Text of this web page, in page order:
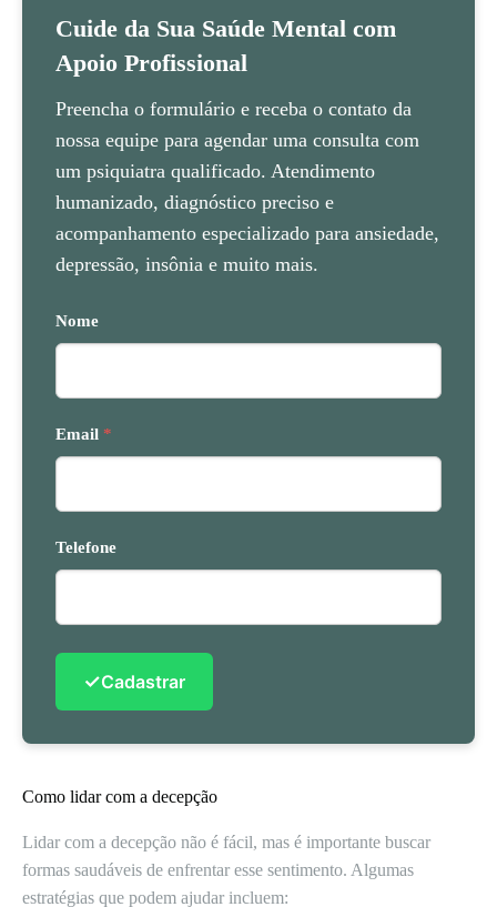
Cuide da Sua Saúde Mental com
Apoio Profissional
Preencha o formulário e receba o contato da
nossa equipe para agendar uma consulta com
um psiquiatra qualificado. Atendimento
humanizado, diagnóstico preciso e
acompanhamento especializado para ansiedade,
depressão, insônia e muito mais.
Nome
Email *
Telefone
✓Cadastrar
Como lidar com a decepção
Lidar com a decepção não é fácil, mas é importante buscar
formas saudáveis de enfrentar esse sentimento. Algumas
estratégias que podem ajudar incluem: